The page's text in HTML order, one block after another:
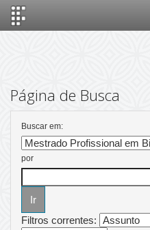
Página de Busca
Buscar em:
por
Filtros correntes: